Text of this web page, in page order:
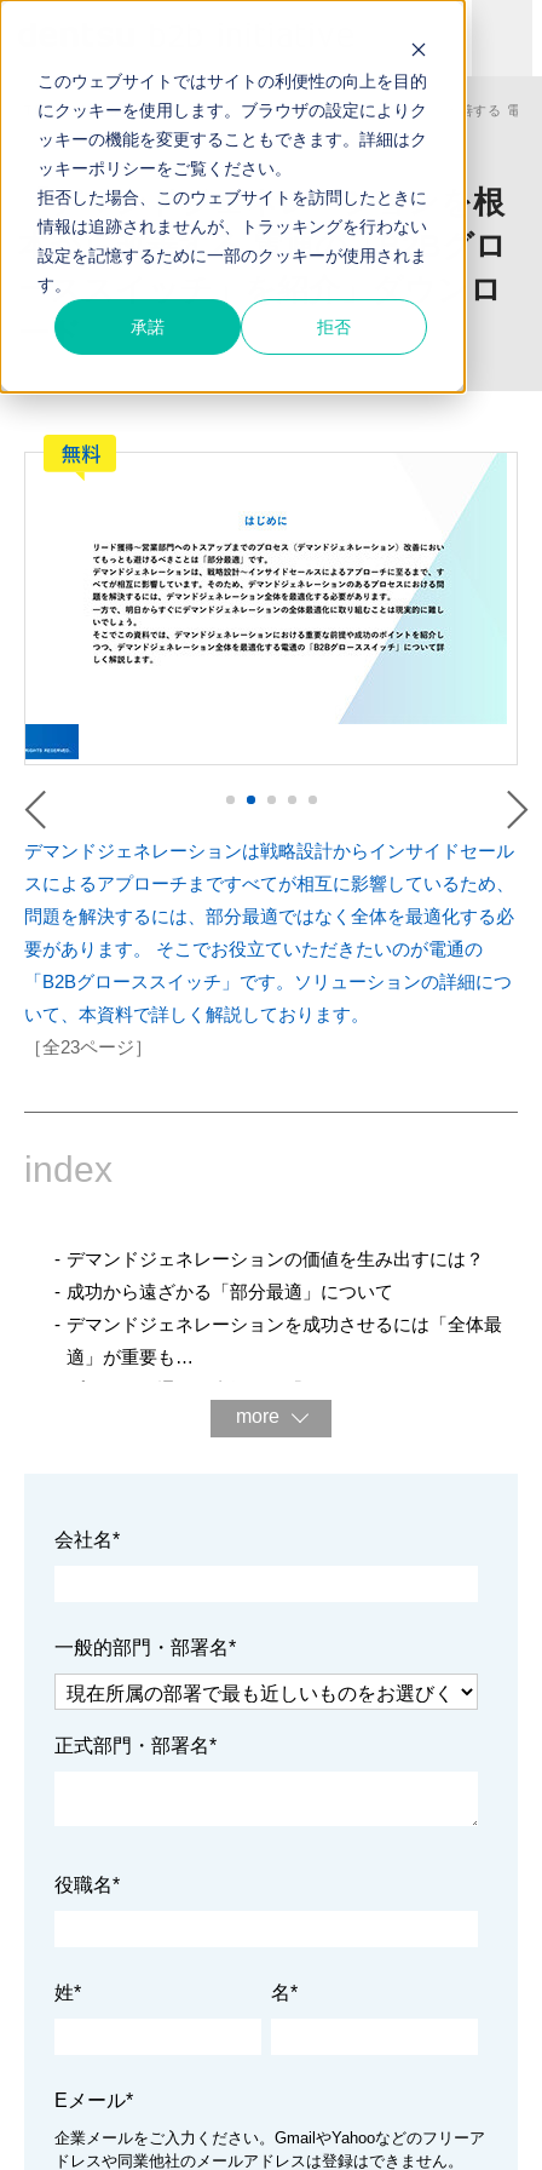
このウェブサイトではサイトの利便性の向上を目的
にクッキーを使用します。ブラウザの設定によりク
ッキーの機能を変更することもできます。詳細はク
ッキーポリシーをご覧ください。
拒否した場合、このウェブサイトを訪問したときに
情報は追跡されませんが、トラッキングを行わない
設定を記憶するために一部のクッキーが使用されま
す。
承諾 拒否
TOP お役立ち資料 「デマンドジェネレーションを根本から改善する 電
「デマンドジェネレーションを根
本から改善する 電通の「B2Bグロ
ーススイッチ」を紹介」ダウンロ
ード
デマンドジェネレーションは戦略設計からインサイドセール
スによるアプローチまですべてが相互に影響しているため、
問題を解決するには、部分最適ではなく全体を最適化する必
要があります。 そこでお役立ていただきたいのが電通の
「B2Bグローススイッチ」です。ソリューションの詳細につ
いて、本資料で詳しく解説しております。
［全23ページ］
index
デマンドジェネレーションの価値を生み出すには？
成功から遠ざかる「部分最適」について
デマンドジェネレーションを成功させるには「全体最
適」が重要も…
Web構築・改善
B2Bグローススイッチ事例紹介
デマンドジェネレーションを機能させる「B2Bグロース
スイッチ」
more
会社名*
一般的部門・部署名*
正式部門・部署名*
役職名*
姓* 名*
Eメール*
企業メールをご入力ください。GmailやYahooなどのフリーア
ドレスや同業他社のメールアドレスは登録はできません。